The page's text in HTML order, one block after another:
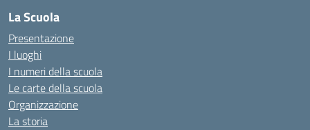
La Scuola
Presentazione
I luoghi
I numeri della scuola
Le carte della scuola
Organizzazione
La storia